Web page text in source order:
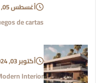
أغسطس 05, 2026
de cartas
أكتوبر 03, 2024
Interior